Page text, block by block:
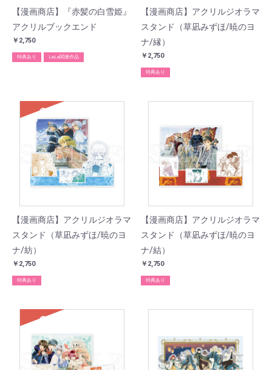
【漫画商店】『赤髪の白雪姫』
アクリルブックエンド
￥2,750
特典あり LaLa関連作品
【漫画商店】アクリルジオラマ
スタンド（草凪みずほ/暁のヨ
ナ/縁）
￥2,750
特典あり
SOLD
【漫画商店】アクリルジオラマ
スタンド（草凪みずほ/暁のヨ
ナ/紡）
￥2,750
特典あり
【漫画商店】アクリルジオラマ
スタンド（草凪みずほ/暁のヨ
ナ/結）
￥2,750
特典あり
SOLD